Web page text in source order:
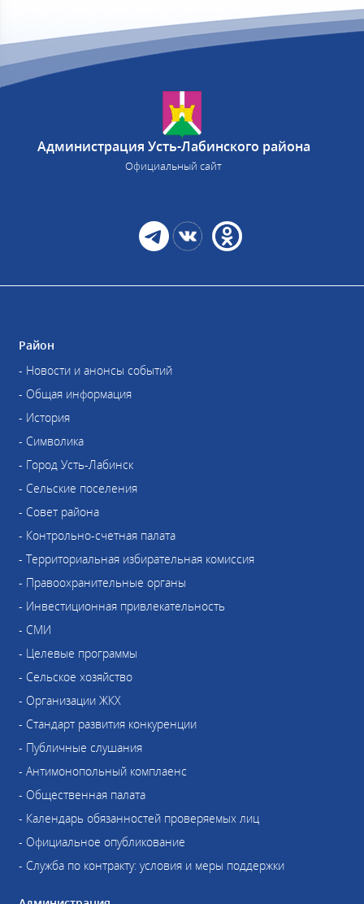
Администрация Усть-Лабинского района
Официальный сайт
Район
- Новости и анонсы событий
- Общая информация
- История
- Символика
- Город Усть-Лабинск
- Сельские поселения
- Совет района
- Контрольно-счетная палата
- Территориальная избирательная комиссия
- Правоохранительные органы
- Инвестиционная привлекательность
- СМИ
- Целевые программы
- Сельское хозяйство
- Организации ЖКХ
- Стандарт развития конкуренции
- Публичные слушания
- Антимонопольный комплаенс
- Общественная палата
- Календарь обязанностей проверяемых лиц
- Официальное опубликование
- Служба по контракту: условия и меры поддержки